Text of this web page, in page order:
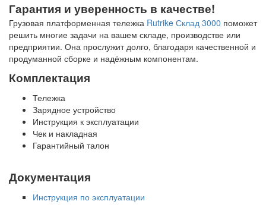
Гарантия и уверенность в качестве!
Грузовая платформенная тележка Rutrike Склад 3000 поможет
решить многие задачи на вашем складе, производстве или
предприятии. Она прослужит долго, благодаря качественной и
продуманной сборке и надёжным компонентам.
Комплектация
Тележка
Зарядное устройство
Инструкция к эксплуатации
Чек и накладная
Гарантийный талон
Документация
Инструкция по эксплуатации